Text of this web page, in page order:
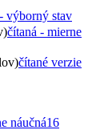
výborný stav
čítaná - mierne
čítané verzie
náučná16